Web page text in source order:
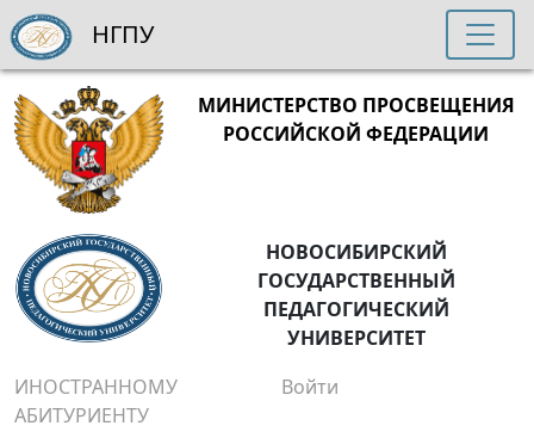
МИНИСТЕРСТВО ПРОСВЕЩЕНИЯ
РОССИЙСКОЙ ФЕДЕРАЦИИ
НОВОСИБИРСКИЙ
ГОСУДАРСТВЕННЫЙ
ПЕДАГОГИЧЕСКИЙ
УНИВЕРСИТЕТ
ИНОСТРАННОМУ
АБИТУРИЕНТУ
Войти
НГПУ